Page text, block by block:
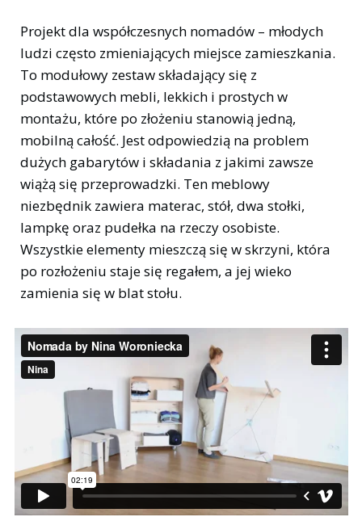
Projekt dla współczesnych nomadów – młodych
ludzi często zmieniających miejsce zamieszkania.
To modułowy zestaw składający się z
podstawowych mebli, lekkich i prostych w
montażu, które po złożeniu stanowią jedną,
mobilną całość. Jest odpowiedzią na problem
dużych gabarytów i składania z jakimi zawsze
wiążą się przeprowadzki. Ten meblowy
niezbędnik zawiera materac, stół, dwa stołki,
lampkę oraz pudełka na rzeczy osobiste.
Wszystkie elementy mieszczą się w skrzyni, która
po rozłożeniu staje się regałem, a jej wieko
zamienia się w blat stołu.